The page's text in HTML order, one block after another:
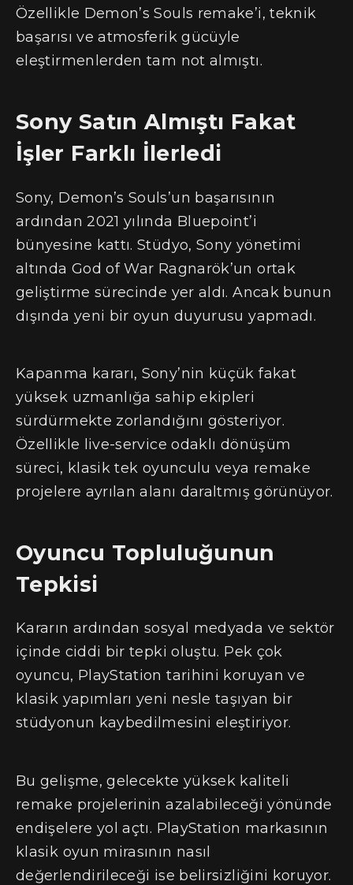
Özellikle Demon’s Souls remake’i, teknik
başarısı ve atmosferik gücüyle
eleştirmenlerden tam not almıştı.
Sony Satın Almıştı Fakat
İşler Farklı İlerledi
Sony, Demon’s Souls’un başarısının
ardından 2021 yılında Bluepoint’i
bünyesine kattı. Stüdyo, Sony yönetimi
altında God of War Ragnarök’un ortak
geliştirme sürecinde yer aldı. Ancak bunun
dışında yeni bir oyun duyurusu yapmadı.
Kapanma kararı, Sony’nin küçük fakat
yüksek uzmanlığa sahip ekipleri
sürdürmekte zorlandığını gösteriyor.
Özellikle live-service odaklı dönüşüm
süreci, klasik tek oyunculu veya remake
projelere ayrılan alanı daraltmış görünüyor.
Oyuncu Topluluğunun
Tepkisi
Kararın ardından sosyal medyada ve sektör
içinde ciddi bir tepki oluştu. Pek çok
oyuncu, PlayStation tarihini koruyan ve
klasik yapımları yeni nesle taşıyan bir
stüdyonun kaybedilmesini eleştiriyor.
Bu gelişme, gelecekte yüksek kaliteli
remake projelerinin azalabileceği yönünde
endişelere yol açtı. PlayStation markasının
klasik oyun mirasının nasıl
değerlendirileceği ise belirsizliğini koruyor.